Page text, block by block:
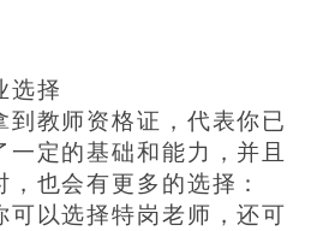
选择
到教师资格证，代表你已
定的基础和能力，并且
也会有更多的选择：
可以选择特岗老师，还可